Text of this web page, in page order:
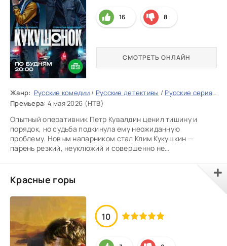
Жанр: Русские комедии/ Русские детективы / Русские сериалы
Премьера: 4 мая 2026 (НТВ)
Опытный оперативник Петр Кувалдин ценил тишину и
порядок, но судьба подкинула ему неожиданную
проблему. Новым напарником стал Клим Кукушкин —
парень резкий, неуклюжий и совершенно не
СМОТРЕТЬ ОНЛАЙН
16 8
Красные горы
10